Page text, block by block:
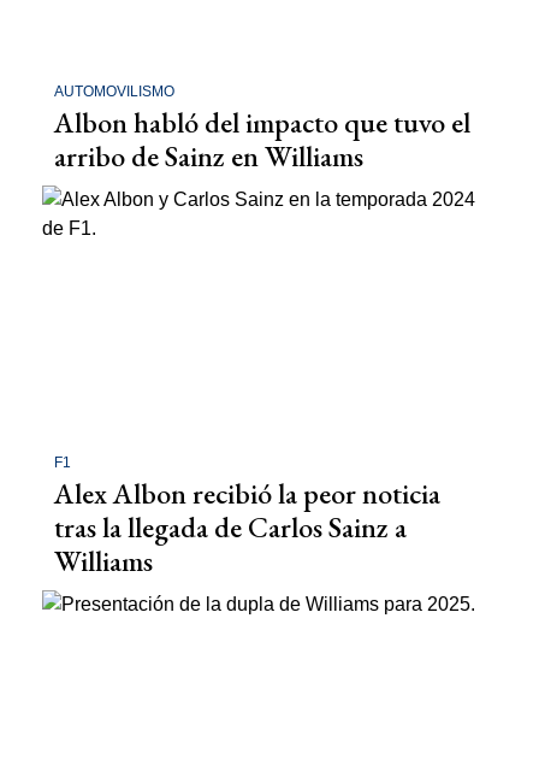
AUTOMOVILISMO
Albon habló del impacto que tuvo el
arribo de Sainz en Williams
F1
Alex Albon recibió la peor noticia
tras la llegada de Carlos Sainz a
Williams